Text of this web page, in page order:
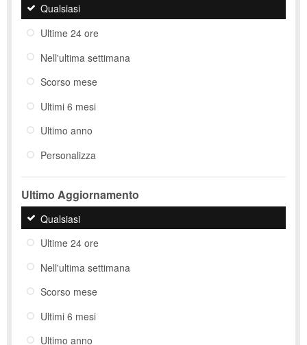
Qualsiasi
Ultime 24 ore
Nell'ultima settimana
Scorso mese
Ultimi 6 mesi
Ultimo anno
Personalizza
Ultimo Aggiornamento
Qualsiasi
Ultime 24 ore
Nell'ultima settimana
Scorso mese
Ultimi 6 mesi
Ultimo anno